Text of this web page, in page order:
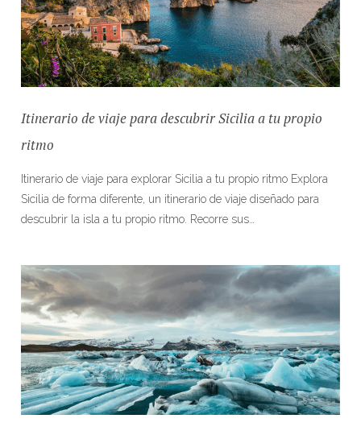
Itinerario de viaje para descubrir Sicilia a tu propio
ritmo
Itinerario de viaje para explorar Sicilia a tu propio ritmo Explora
Sicilia de forma diferente, un itinerario de viaje diseñado para
descubrir la isla a tu propio ritmo. Recorre sus…